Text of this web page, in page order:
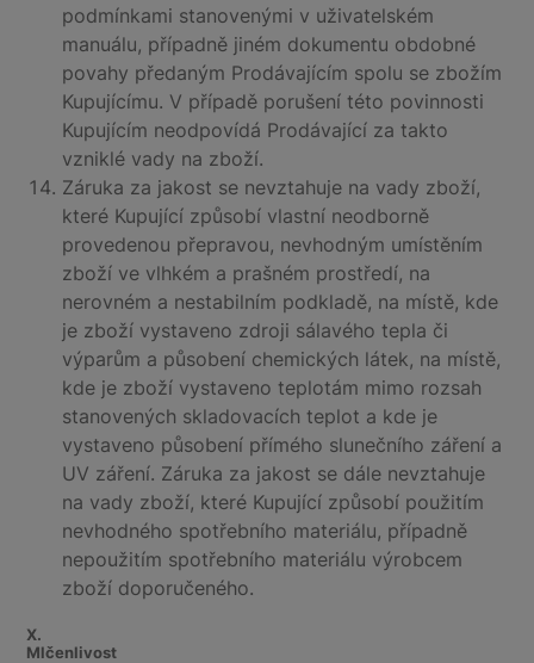
podmínkami stanovenými v uživatelském
manuálu, případně jiném dokumentu obdobné
povahy předaným Prodávajícím spolu se zbožím
Kupujícímu. V případě porušení této povinnosti
Kupujícím neodpovídá Prodávající za takto
vzniklé vady na zboží.
Záruka za jakost se nevztahuje na vady zboží,
které Kupující způsobí vlastní neodborně
provedenou přepravou, nevhodným umístěním
zboží ve vlhkém a prašném prostředí, na
nerovném a nestabilním podkladě, na místě, kde
je zboží vystaveno zdroji sálavého tepla či
výparům a působení chemických látek, na místě,
kde je zboží vystaveno teplotám mimo rozsah
stanovených skladovacích teplot a kde je
vystaveno působení přímého slunečního záření a
UV záření. Záruka za jakost se dále nevztahuje
na vady zboží, které Kupující způsobí použitím
nevhodného spotřebního materiálu, případně
nepoužitím spotřebního materiálu výrobcem
zboží doporučeného.
X.
Mlčenlivost